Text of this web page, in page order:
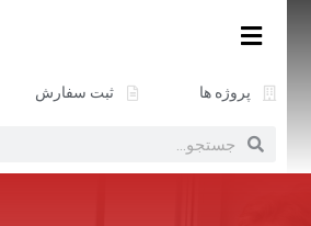
پروژه ها ثبت سفارش